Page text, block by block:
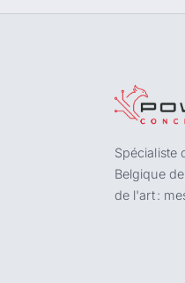
Spécialiste
Belgique
de l'art :